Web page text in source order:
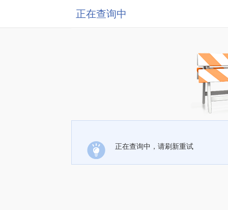
正在查询中
正在查询中，请刷新重试